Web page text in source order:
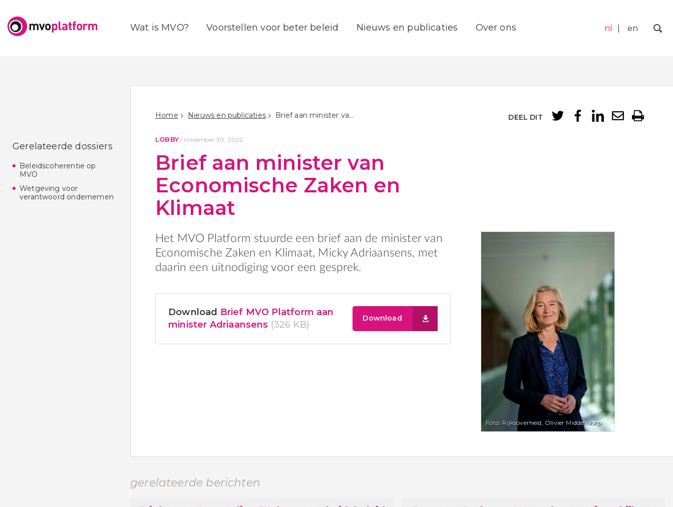
Wat is MVO? Voorstellen voor beter beleid Nieuws en publicaties Over ons nl en
Gerelateerde dossiers
Beleidscoherentie op
MVO
Wetgeving voor
verantwoord ondernemen
DEEL DIT
Home Nieuws en publicaties Brief aan minister van Economische Zaken en Klimaat
LOBBY/ november 30, 2022
Brief aan minister van
Economische Zaken en
Klimaat
Foto: Rijksoverheid, Olivier Middendorp
Het MVO Platform stuurde een brief aan de minister van
Economische Zaken en Klimaat, Micky Adriaansens, met
daarin een uitnodiging voor een gesprek.
Download Brief MVO Platform aan
minister Adriaansens (326 KB)
Download
gerelateerde berichten